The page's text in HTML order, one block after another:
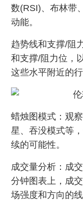
数(RSI)、布林带
动能。
趋势线和支撑/阻
和支撑/阻力位，
这些水平附近的
蜡烛图模式：观
星、吞没模式等
续的可能性。
成交量分析：成
分钟图表上，成
场强度和方向的线